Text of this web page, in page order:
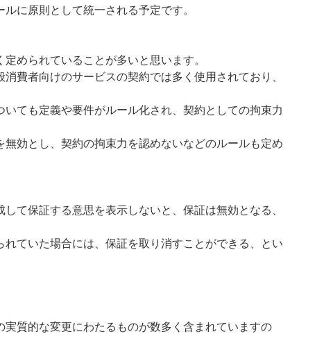
に原則として統一される予定です。
定められていることが多いと思います。
費者向けのサービスの契約では多く使用されており、
ても定義や要件がルール化され、契約としての拘束力
効とし、契約の拘束力を認めないなどのルールも定め
て保証する意思を表示しないと、保証は無効となる、
ていた場合には、保証を取り消すことができる、とい
質的な変更にわたるものが数多く含まれていますの